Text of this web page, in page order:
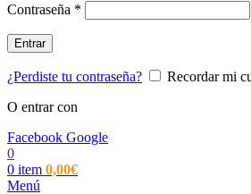
Contraseña *
Entrar
¿Perdiste tu contraseña?
Recordar mi
O entrar con
Facebook Google
0
0 item 0,00€
Menú